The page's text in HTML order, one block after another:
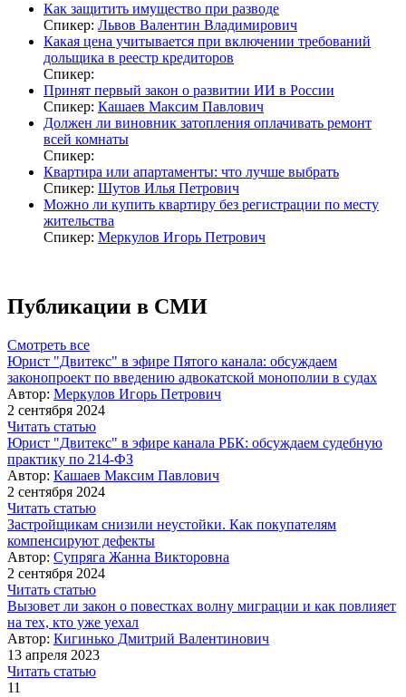
Как защитить имущество при разводе
Спикер: Львов Валентин Владимирович
Какая цена учитывается при включении требований
дольщика в реестр кредиторов
Спикер:
Принят первый закон о развитии ИИ в России
Спикер: Кашаев Максим Павлович
Должен ли виновник затопления оплачивать ремонт
всей комнаты
Спикер:
Квартира или апартаменты: что лучше выбрать
Спикер: Шутов Илья Петрович
Можно ли купить квартиру без регистрации по месту
жительства
Спикер: Меркулов Игорь Петрович
Публикации в СМИ
Смотреть все
Юрист "Двитекс" в эфире Пятого канала: обсуждаем
законопроект по введению адвокатской монополии в судах
Автор: Меркулов Игорь Петрович
2 сентября 2024
Читать статью
Юрист "Двитекс" в эфире канала РБК: обсуждаем судебную
практику по 214-ФЗ
Автор: Кашаев Максим Павлович
2 сентября 2024
Читать статью
Застройщикам снизили неустойки. Как покупателям
компенсируют дефекты
Автор: Супряга Жанна Викторовна
2 сентября 2024
Читать статью
Вызовет ли закон о повестках волну миграции и как повлияет
на тех, кто уже уехал
Автор: Кигинько Дмитрий Валентинович
13 апреля 2023
Читать статью
11